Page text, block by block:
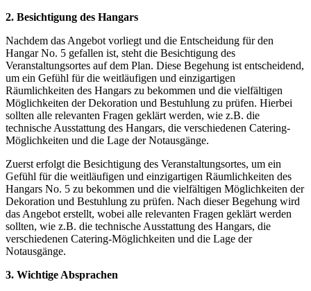
2. Besichtigung des Hangars
Nachdem das Angebot vorliegt und die Entscheidung für den
Hangar No. 5 gefallen ist, steht die Besichtigung des
Veranstaltungsortes auf dem Plan. Diese Begehung ist entscheidend,
um ein Gefühl für die weitläufigen und einzigartigen
Räumlichkeiten des Hangars zu bekommen und die vielfältigen
Möglichkeiten der Dekoration und Bestuhlung zu prüfen. Hierbei
sollten alle relevanten Fragen geklärt werden, wie z.B. die
technische Ausstattung des Hangars, die verschiedenen Catering-
Möglichkeiten und die Lage der Notausgänge.
Zuerst erfolgt die Besichtigung des Veranstaltungsortes, um ein
Gefühl für die weitläufigen und einzigartigen Räumlichkeiten des
Hangars No. 5 zu bekommen und die vielfältigen Möglichkeiten der
Dekoration und Bestuhlung zu prüfen. Nach dieser Begehung wird
das Angebot erstellt, wobei alle relevanten Fragen geklärt werden
sollten, wie z.B. die technische Ausstattung des Hangars, die
verschiedenen Catering-Möglichkeiten und die Lage der
Notausgänge.
3. Wichtige Absprachen